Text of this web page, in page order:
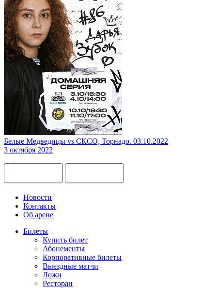
Белые Медведицы vs СКСО, Торнадо. 03.10.2022
3 октября 2022
Новости
Контакты
Об арене
Билеты
Купить билет
Абонементы
Корпоративные билеты
Выездные матчи
Ложи
Ресторан